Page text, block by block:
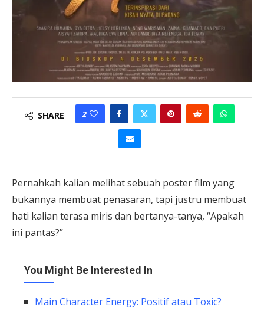
SHARE 2
Pernahkah kalian melihat sebuah poster film yang
bukannya membuat penasaran, tapi justru membuat
hati kalian terasa miris dan bertanya-tanya, “Apakah
ini pantas?”
You Might Be Interested In
Main Character Energy: Positif atau Toxic?